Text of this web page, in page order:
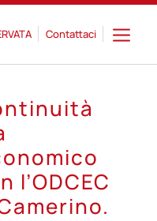
Contattaci
l’ODCEC